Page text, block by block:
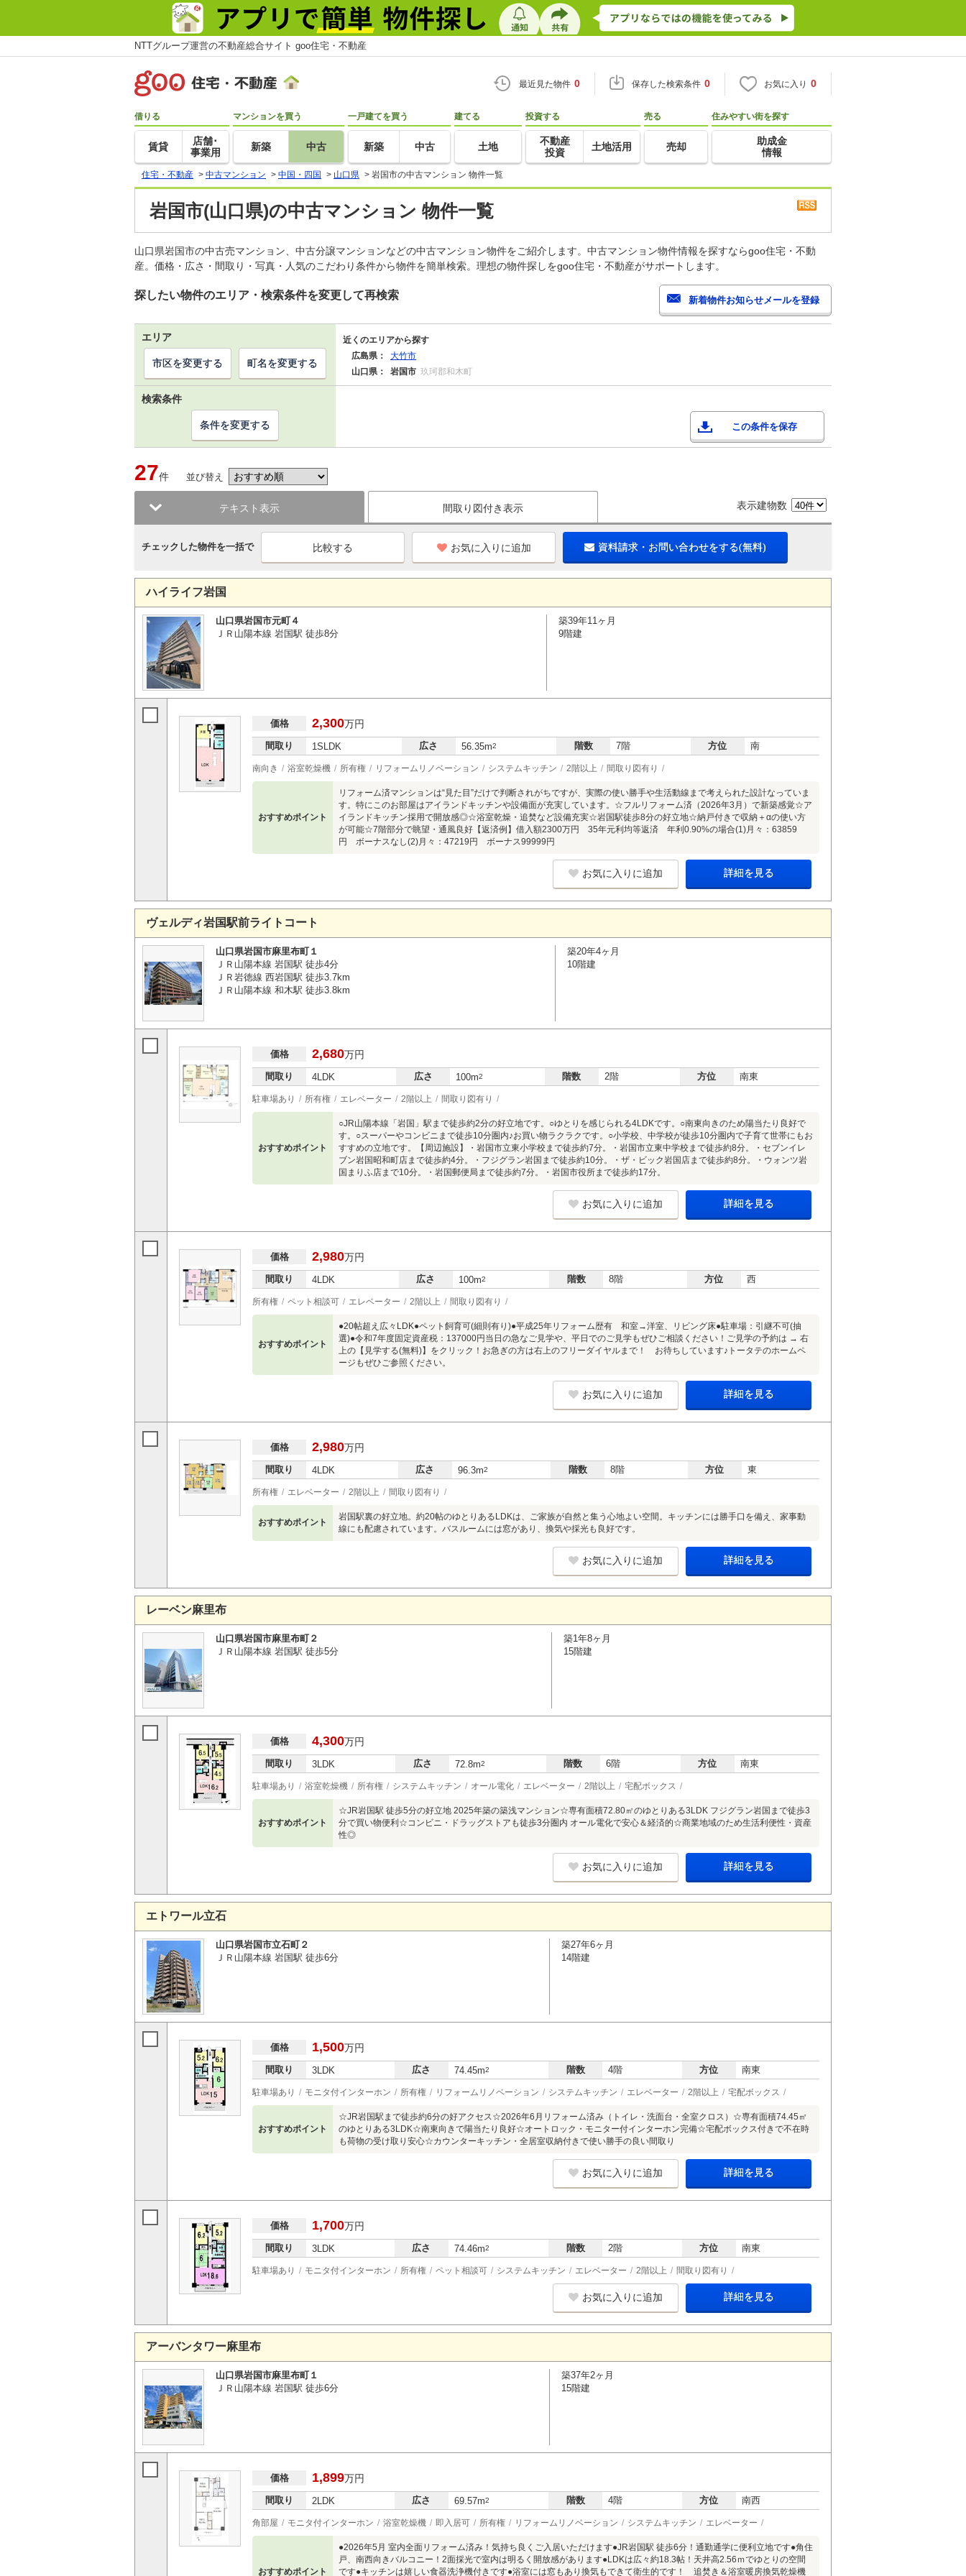
NTTグループ運営の不動産総合サイト goo住宅・不動産
最近見た物件 0 保存した検索条件 0 お気に入り 0
借りる
賃貸
店舗･
事業用
マンションを買う
新築 中古
一戸建てを買う
新築 中古
建てる
土地
投資する
不動産
投資
土地活用
売る
売却
住みやすい街を探す
助成金
情報
住宅・不動産 > 中古マンション > 中国・四国 > 山口県 > 岩国市の中古マンション 物件一覧
岩国市(山口県)の中古マンション 物件一覧
山口県岩国市の中古売マンション、中古分譲マンションなどの中古マンション物件をご紹介します。中古マンション物件情報を探すならgoo住宅・不動
産。価格・広さ・間取り・写真・人気のこだわり条件から物件を簡単検索。理想の物件探しをgoo住宅・不動産がサポートします。
探したい物件のエリア・検索条件を変更して再検索
エリア
近くのエリアから探す
広島県：
大竹市
山口県：
岩国市 玖珂郡和木町
市区を変更する 町名を変更する
検索条件
この条件を保存
条件を変更する
27件 並び替え
テキスト表示 間取り図付き表示 表示建物数
チェックした物件を一括で お気に入りに追加 資料請求・お問い合わせをする(無料)
ハイライフ岩国
山口県岩国市元町４
ＪＲ山陽本線 岩国駅 徒歩8分
築39年11ヶ月
9階建
価格 2,300万円
間取り 1SLDK 広さ 56.35m2 階数 7階 方位 南
南向き 浴室乾燥機 所有権 リフォームリノベーション システムキッチン 2階以上 間取り図有り
おすすめポイント
リフォーム済マンションは“見た目”だけで判断されがちですが、実際の使い勝手や生活動線まで考えられた設計なっていま
す。特にこのお部屋はアイランドキッチンや設備面が充実しています。☆フルリフォーム済（2026年3月）で新築感覚☆ア
イランドキッチン採用で開放感◎☆浴室乾燥・追焚など設備充実☆岩国駅徒歩8分の好立地☆納戸付きで収納＋αの使い方
が可能☆7階部分で眺望・通風良好【返済例】借入額2300万円 35年元利均等返済 年利0.90%の場合(1)月々：63859
円 ボーナスなし(2)月々：47219円 ボーナス99999円
お気に入りに追加 詳細を見る
ヴェルディ岩国駅前ライトコート
山口県岩国市麻里布町１
ＪＲ山陽本線 岩国駅 徒歩4分
ＪＲ岩徳線 西岩国駅 徒歩3.7km
ＪＲ山陽本線 和木駅 徒歩3.8km
築20年4ヶ月
10階建
価格 2,680万円
間取り 4LDK 広さ 100m2 階数 2階 方位 南東
駐車場あり 所有権 エレベーター 2階以上 間取り図有り
おすすめポイント
○JR山陽本線「岩国」駅まで徒歩約2分の好立地です。○ゆとりを感じられる4LDKです。○南東向きのため陽当たり良好で
す。○スーパーやコンビニまで徒歩10分圏内♪お買い物ラクラクです。○小学校、中学校が徒歩10分圏内で子育て世帯にもお
すすめの立地です。【周辺施設】・岩国市立東小学校まで徒歩約7分。・岩国市立東中学校まで徒歩約8分。・セブンイレ
ブン岩国昭和町店まで徒歩約4分。・フジグラン岩国まで徒歩約10分。・ザ・ビック岩国店まで徒歩約8分。・ウォンツ岩
国まりふ店まで10分。・岩国郵便局まで徒歩約7分。・岩国市役所まで徒歩約17分。
お気に入りに追加 詳細を見る
価格 2,980万円
間取り 4LDK 広さ 100m2 階数 8階 方位 西
所有権 ペット相談可 エレベーター 2階以上 間取り図有り
おすすめポイント
●20帖超え広々LDK●ペット飼育可(細則有り)●平成25年リフォーム歴有 和室→洋室、リビング床●駐車場：引継不可(抽
選)●令和7年度固定資産税：137000円当日の急なご見学や、平日でのご見学もぜひご相談ください！ご見学の予約は → 右
上の【見学する(無料)】をクリック！お急ぎの方は右上のフリーダイヤルまで！ お待ちしています♪トータテのホームペ
ージもぜひご参照ください。
お気に入りに追加 詳細を見る
価格 2,980万円
間取り 4LDK 広さ 96.3m2 階数 8階 方位 東
所有権 エレベーター 2階以上 間取り図有り
おすすめポイント
岩国駅裏の好立地。約20帖のゆとりあるLDKは、ご家族が自然と集う心地よい空間。キッチンには勝手口を備え、家事動
線にも配慮されています。バスルームには窓があり、換気や採光も良好です。
お気に入りに追加 詳細を見る
レーベン麻里布
山口県岩国市麻里布町２
ＪＲ山陽本線 岩国駅 徒歩5分
築1年8ヶ月
15階建
価格 4,300万円
間取り 3LDK 広さ 72.8m2 階数 6階 方位 南東
駐車場あり 浴室乾燥機 所有権 システムキッチン オール電化 エレベーター 2階以上 宅配ボックス
おすすめポイント
☆JR岩国駅 徒歩5分の好立地 2025年築の築浅マンション☆専有面積72.80㎡のゆとりある3LDK フジグラン岩国まで徒歩3
分で買い物便利☆コンビニ・ドラッグストアも徒歩3分圏内 オール電化で安心＆経済的☆商業地域のため生活利便性・資産
性◎
お気に入りに追加 詳細を見る
エトワール立石
山口県岩国市立石町２
ＪＲ山陽本線 岩国駅 徒歩6分
築27年6ヶ月
14階建
価格 1,500万円
間取り 3LDK 広さ 74.45m2 階数 4階 方位 南東
駐車場あり モニタ付インターホン 所有権 リフォームリノベーション システムキッチン エレベーター 2階以上 宅配ボックス
おすすめポイント
☆JR岩国駅まで徒歩約6分の好アクセス☆2026年6月リフォーム済み（トイレ・洗面台・全室クロス）☆専有面積74.45㎡
のゆとりある3LDK☆南東向きで陽当たり良好☆オートロック・モニター付インターホン完備☆宅配ボックス付きで不在時
も荷物の受け取り安心☆カウンターキッチン・全居室収納付きで使い勝手の良い間取り
お気に入りに追加 詳細を見る
価格 1,700万円
間取り 3LDK 広さ 74.46m2 階数 2階 方位 南東
駐車場あり モニタ付インターホン 所有権 ペット相談可 システムキッチン エレベーター 2階以上 間取り図有り
お気に入りに追加 詳細を見る
アーバンタワー麻里布
山口県岩国市麻里布町１
ＪＲ山陽本線 岩国駅 徒歩6分
築37年2ヶ月
15階建
価格 1,899万円
間取り 2LDK 広さ 69.57m2 階数 4階 方位 南西
角部屋 モニタ付インターホン 浴室乾燥機 即入居可 所有権 リフォームリノベーション システムキッチン エレベーター
おすすめポイント
●2026年5月 室内全面リフォーム済み！気持ち良くご入居いただけます●JR岩国駅 徒歩6分！通勤通学に便利立地です●角住
戸、南西向きバルコニー！2面採光で室内は明るく開放感があります●LDKは広々約18.3帖！天井高2.56ｍでゆとりの空間
です●キッチンは嬉しい食器洗浄機付きです●浴室には窓もあり換気もできて衛生的です！ 追焚き＆浴室暖房換気乾燥機